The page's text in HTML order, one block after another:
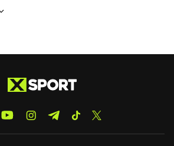
футболіст, народився 20
З юних років захоплювався
команди "Динамо-2".
до основного складу
зарекомендував себе як талановитий
привернули увагу тренерів. Протягом